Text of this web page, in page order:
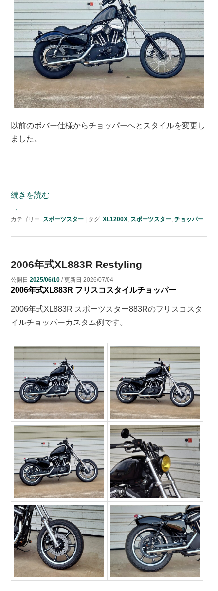
以前のボバー仕様からチョッパーへとスタイルを変更し
ました。
続きを読む
→
カテゴリー: スポーツスター タグ: XL1200X, スポーツスター, チョッパー
2006年式XL883R Restyling
公開日 2025/06/10/ 更新日 2026/07/04
2006年式XL883R フリスコスタイルチョッパー
2006年式XL883R スポーツスター883Rのフリスコスタ
イルチョッパーカスタム例です。